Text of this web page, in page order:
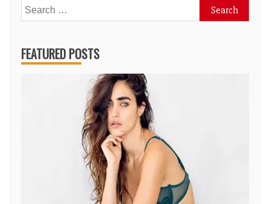
Search
for:
FEATURED POSTS